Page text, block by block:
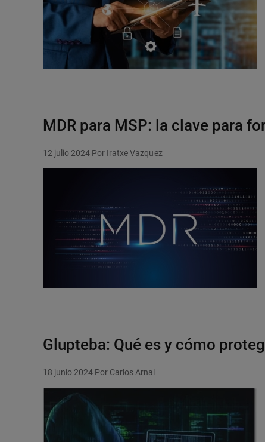
MDR para MSP: la clave para
12 julio 2024 Por Iratxe Vazquez
Glupteba: Qué es y cómo
18 junio 2024 Por Carlos Arnal